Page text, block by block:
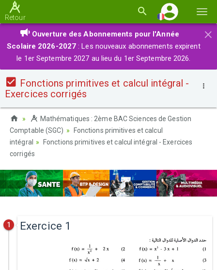
la
Retour
×
Ouverture des Abonnements pour l'Année
Scolaire 2026-2027 : Les nouveaux abonnements expirent
le 1er Septembre 2027 au lieu du 1er Septembre 2026.
Fonctions primitives et calcul intégral -
Exercices corrigés
Mathématiques : 2ème BAC Sciences de Gestion
Comptable (SGC)
Fonctions primitives et calcul
intégral
Fonctions primitives et calcul intégral - Exercices
corrigés
1 Exercice 1